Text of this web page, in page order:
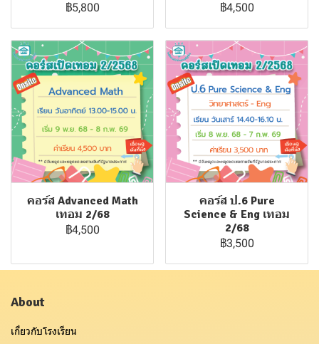
฿5,800 ฿4,500
คอร์ส Advanced Math
เทอม 2/68
฿4,500
คอร์ส ป.6 Pure
Science & Eng เทอม
2/68
฿3,500
About
เกี่ยวกับโรงเรียน